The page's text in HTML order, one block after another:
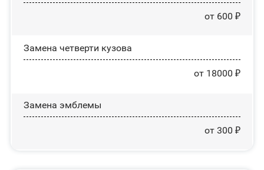
от 600 ₽
Замена четверти кузова
от 18000 ₽
Замена эмблемы
от 300 ₽